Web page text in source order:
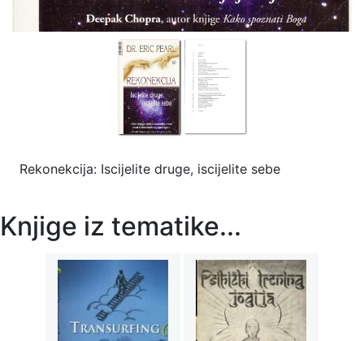
Rekonekcija: Iscijelite druge, iscijelite sebe
Knjige iz tematike...